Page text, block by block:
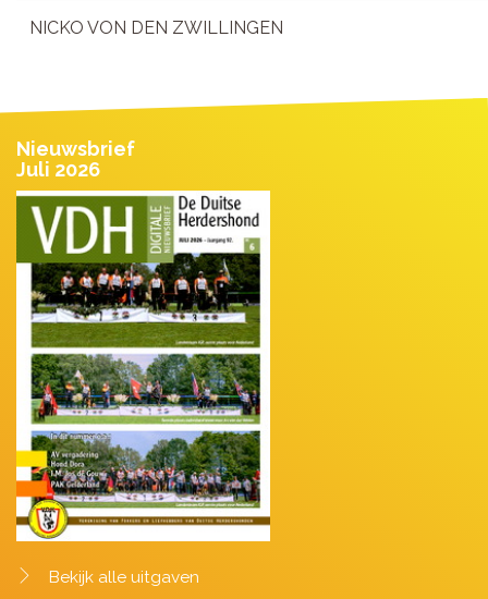
NICKO VON DEN ZWILLINGEN
Nieuwsbrief
Juli 2026
Bekijk alle uitgaven